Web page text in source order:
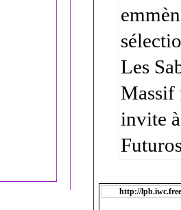
Les
Massif
invite
http://